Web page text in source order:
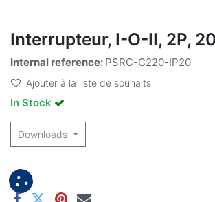
Interrupteur, I-O-II, 2P,
Internal reference: PSRC-C220-IP20
Ajouter à la liste de souhaits
In Stock
Downloads